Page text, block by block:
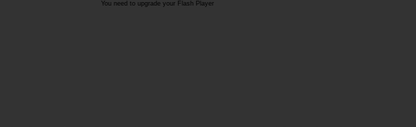
You need to upgrade your Flash Player